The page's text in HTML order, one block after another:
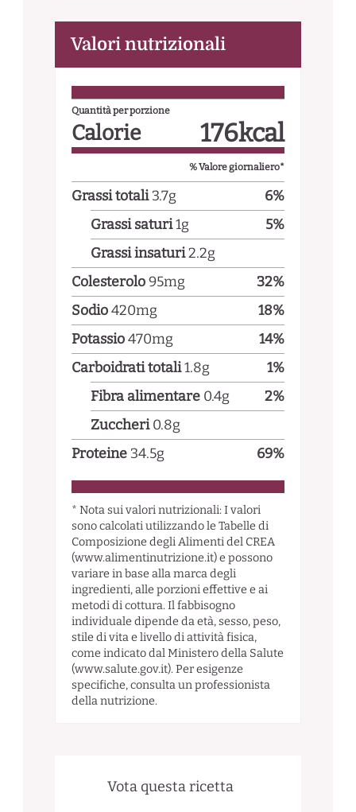
Valori nutrizionali
Quantità per porzione
Calorie 176kcal
% Valore giornaliero*
Grassi totali 3.7g 6%
Grassi saturi1g 5%
Grassi insaturi2.2g
Colesterolo95mg 32%
Sodio420mg 18%
Potassio470mg 14%
Carboidrati totali1.8g 1%
Fibra alimentare 0.4g 2%
Zuccheri 0.8g
Proteine 34.5g 69%
* Nota sui valori nutrizionali: I valori
sono calcolati utilizzando le Tabelle di
Composizione degli Alimenti del CREA
(www.alimentinutrizione.it) e possono
variare in base alla marca degli
ingredienti, alle porzioni effettive e ai
metodi di cottura. Il fabbisogno
individuale dipende da età, sesso, peso,
stile di vita e livello di attività fisica,
come indicato dal Ministero della Salute
(www.salute.gov.it). Per esigenze
specifiche, consulta un professionista
della nutrizione.
Vota questa ricetta